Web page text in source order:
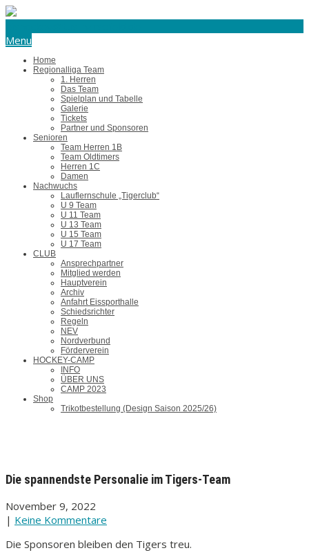
Menu
Home
Regionalliga Team
1. Herren
Das Team
Spielplan und Tabelle
Galerie
Tickets
Partner und Sponsoren
Senioren
Team Herren 1B
Team Oldtimers
Herren 1C
Damen
Nachwuchs
Lauflernschule „Tigerclub“
U 9 Team
U 11 Team
U 13 Team
U 15 Team
U 17 Team
CLUB
Ansprechpartner
Mitglied werden
Hauptverein
Archiv
Anfahrt Eissporthalle
Schiedsrichter
Regeln
NEV
Nordverbund
Förderverein
HOCKEY-CAMP
INFO
ÜBER UNS
CAMP 2023
Shop
Trikotbestellung (Design Saison 2025/26)
Die spannendste Personalie im Tigers-Team
November 9, 2022
| Keine Kommentare
Die Sponsoren bleiben den Tigers treu.